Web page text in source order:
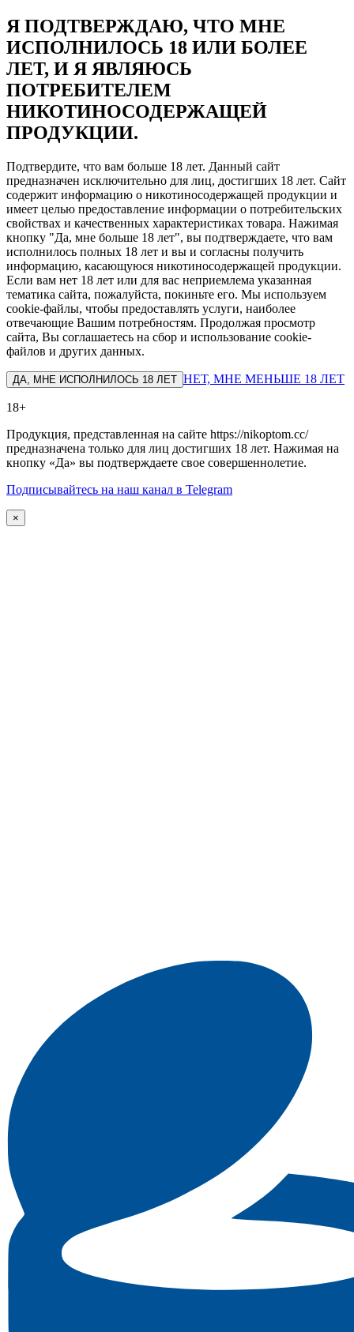
Я ПОДТВЕРЖДАЮ, ЧТО МНЕ
ИСПОЛНИЛОСЬ 18 ИЛИ БОЛЕЕ
ЛЕТ, И Я ЯВЛЯЮСЬ
ПОТРЕБИТЕЛЕМ
НИКОТИНОСОДЕРЖАЩЕЙ
ПРОДУКЦИИ.
Подтвердите, что вам больше 18 лет. Данный сайт
предназначен исключительно для лиц, достигших 18 лет. Сайт
содержит информацию о никотиносодержащей продукции и
имеет целью предоставление информации о потребительских
свойствах и качественных характеристиках товара. Нажимая
кнопку "Да, мне больше 18 лет", вы подтверждаете, что вам
исполнилось полных 18 лет и вы и согласны получить
информацию, касающуюся никотиносодержащей продукции.
Если вам нет 18 лет или для вас неприемлема указанная
тематика сайта, пожалуйста, покиньте его. Мы используем
cookie-файлы, чтобы предоставлять услуги, наиболее
отвечающие Вашим потребностям. Продолжая просмотр
сайта, Вы соглашаетесь на сбор и использование cookie-
файлов и других данных.
ДА, МНЕ ИСПОЛНИЛОСЬ 18 ЛЕТ НЕТ, МНЕ МЕНЬШЕ 18 ЛЕТ
18+
Продукция, представленная на сайте https://nikoptom.cc/
предназначена только для лиц достигших 18 лет. Нажимая на
кнопку «Да» вы подтверждаете свое совершеннолетие.
Подписывайтесь на наш канал в Telegram
×